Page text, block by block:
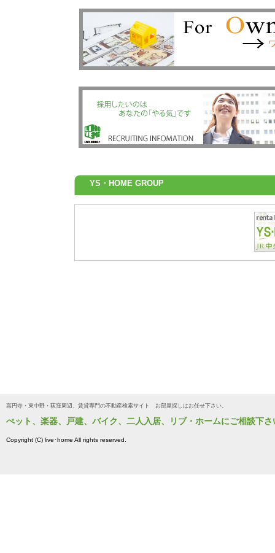
YS・HOME GROUP
高円寺・東中野・荻窪周辺、賃貸専門の不動産検索サイト お部屋探しはお任せ下さい。
ぺット、楽器、戸建、バイク、二人入居、リブ・ホームにご相談下さ
Copyright (C) live･home All rights reserved.